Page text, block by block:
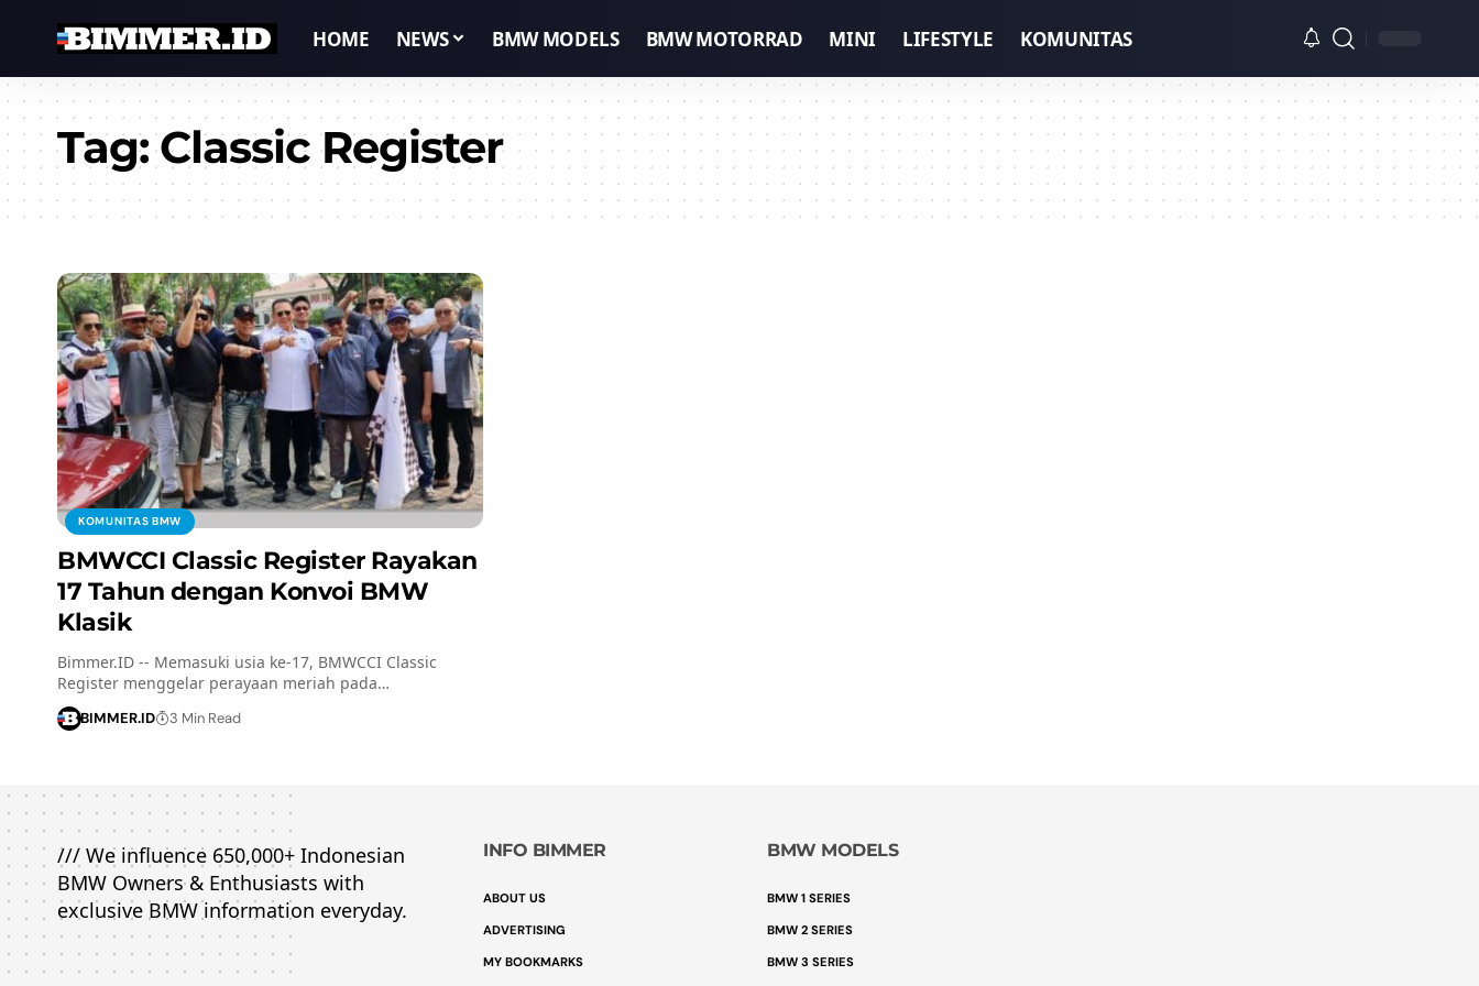
HOME NEWS BMW MODELS BMW MOTORRAD MINI LIFESTYLE KOMUNITAS
Tag:Classic Register
KOMUNITAS BMW
BMWCCI Classic Register Rayakan
17 Tahun dengan Konvoi BMW
Klasik
Bimmer.ID -- Memasuki usia ke-17, BMWCCI Classic
Register menggelar perayaan meriah pada…
BIMMER.ID 3 Min Read
/// We influence 650,000+ Indonesian
BMW Owners & Enthusiasts with
exclusive BMW information everyday.
INFO BIMMER
ABOUT US
ADVERTISING
MY BOOKMARKS
BMW MODELS
BMW 1 SERIES
BMW 2 SERIES
BMW 3 SERIES